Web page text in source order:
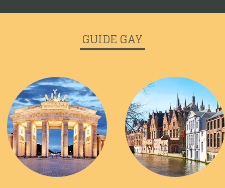
GUIDE GAY